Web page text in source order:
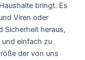
bringt. Es
Viren oder
Sicherheit heraus,
einfach zu
der von uns